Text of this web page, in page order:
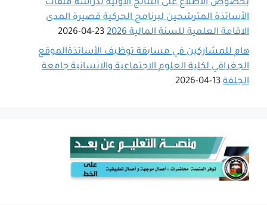
بخصوص الاطلاع على النتائج الاولية لدراسة ملفات
الأساتذة المترشحين لبرنامج الحركية قصيرة المدى
الاقامة العلمية للسنة المالية 2026
23-04-2026
هام للمشاركين في مسابقة توظيف الأساتذةالموقع
الجغرافي لكلية العلوم الاجتماعية والانسانية جامعة
الجلفة 13-04-2026